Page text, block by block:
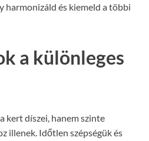
harmonizáld és kiemeld a többi
a különleges
kert díszei, hanem szinte
illenek. Időtlen szépségük és